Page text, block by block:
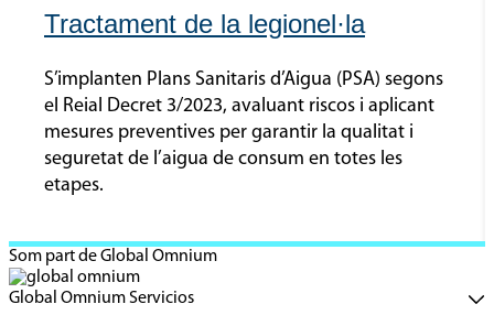
Tractament de la legionel·la
S’implanten Plans Sanitaris d’Aigua (PSA) segons
el Reial Decret 3/2023, avaluant riscos i aplicant
mesures preventives per garantir la qualitat i
seguretat de l’aigua de consum en totes les
etapes.
Som part de Global Omnium
Global Omnium Servicios